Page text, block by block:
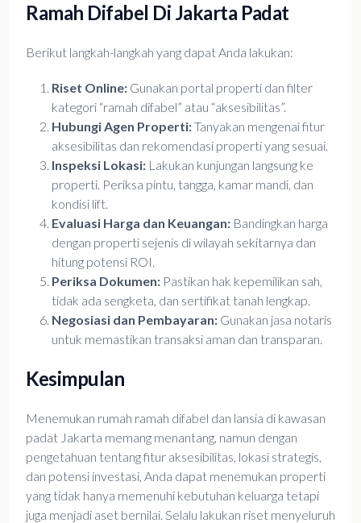
Ramah Difabel Di Jakarta Padat
Berikut langkah-langkah yang dapat Anda lakukan:
Riset Online: Gunakan portal properti dan filter
kategori “ramah difabel” atau “aksesibilitas”.
Hubungi Agen Properti:Tanyakan mengenai fitur
aksesibilitas dan rekomendasi properti yang sesuai.
Inspeksi Lokasi: Lakukan kunjungan langsung ke
properti. Periksa pintu, tangga, kamar mandi, dan
kondisi lift.
Evaluasi Harga dan Keuangan: Bandingkan harga
dengan properti sejenis di wilayah sekitarnya dan
hitung potensi ROI.
Periksa Dokumen: Pastikan hak kepemilikan sah,
tidak ada sengketa, dan sertifikat tanah lengkap.
Negosiasi dan Pembayaran: Gunakan jasa notaris
untuk memastikan transaksi aman dan transparan.
Kesimpulan
Menemukan rumah ramah difabel dan lansia di kawasan
padat Jakarta memang menantang, namun dengan
pengetahuan tentang fitur aksesibilitas, lokasi strategis,
dan potensi investasi, Anda dapat menemukan properti
yang tidak hanya memenuhi kebutuhan keluarga tetapi
juga menjadi aset bernilai. Selalu lakukan riset menyeluruh